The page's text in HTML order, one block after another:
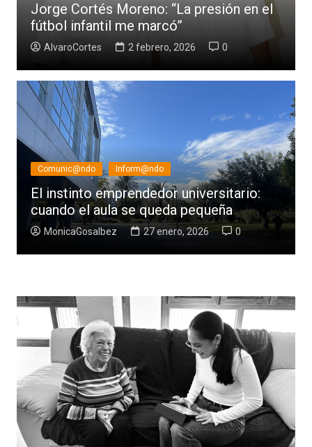
Jorge Cortés Moreno: “La presión en el
fútbol infantil me marcó”
AlvaroCortes 2 febrero, 2026 0
Comunic@ndo Inform@ndo
El instinto emprendedor universitario:
cuando el aula se queda pequeña
MonicaGosalbez 27 enero, 2026 0